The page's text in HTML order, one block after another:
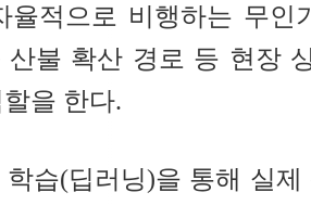
율적으로 비행하는 무인
산불 확산 경로 등 현장
을 한다.
학습(딥러닝)을 통해 실